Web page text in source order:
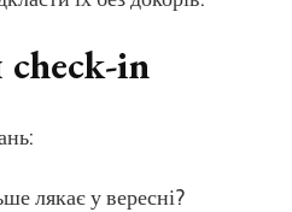
in
лякає у вересні?